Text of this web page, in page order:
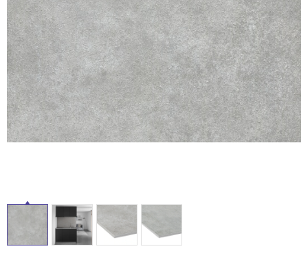
ロートアイアン 天然石・石材
メンテナンス・施工材 新商品
お役立ち情報 住まいのスタイリング
アイデア
ミラタップチャンネル
オンライン相談